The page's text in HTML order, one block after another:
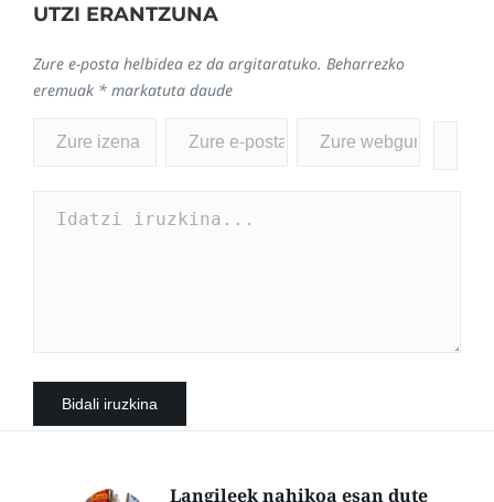
UTZI ERANTZUNA
Zure e-posta helbidea ez da argitaratuko. Beharrezko
eremuak * markatuta daude
Langileek nahikoa esan dute